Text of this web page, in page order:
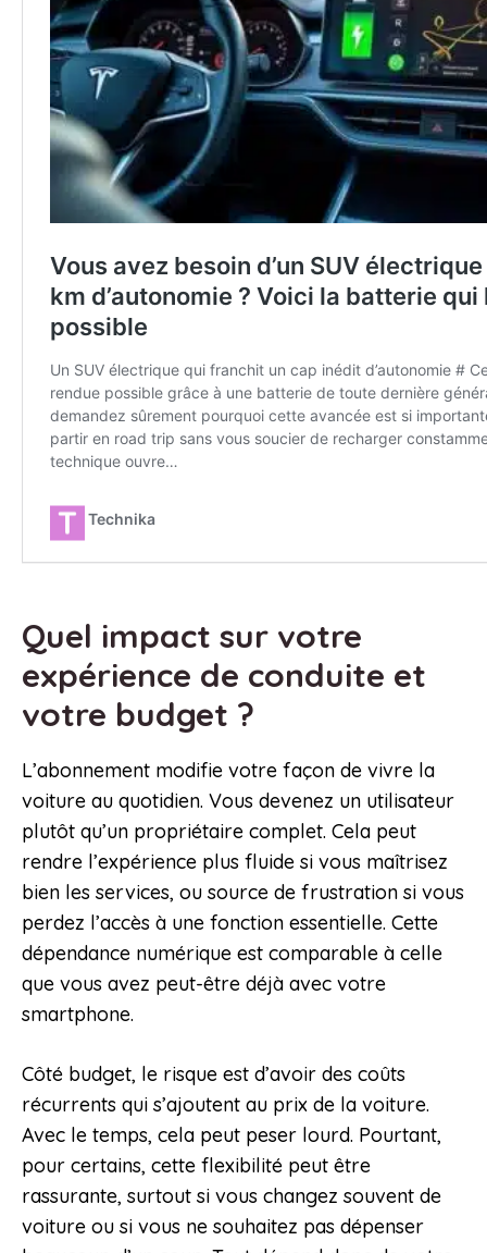
Quel impact sur votre
expérience de conduite et
votre budget ?
L’abonnement modifie votre façon de vivre la
voiture au quotidien. Vous devenez un utilisateur
plutôt qu’un propriétaire complet. Cela peut
rendre l’expérience plus fluide si vous maîtrisez
bien les services, ou source de frustration si vous
perdez l’accès à une fonction essentielle. Cette
dépendance numérique est comparable à celle
que vous avez peut-être déjà avec votre
smartphone.
Côté budget, le risque est d’avoir des coûts
récurrents qui s’ajoutent au prix de la voiture.
Avec le temps, cela peut peser lourd. Pourtant,
pour certains, cette flexibilité peut être
rassurante, surtout si vous changez souvent de
voiture ou si vous ne souhaitez pas dépenser